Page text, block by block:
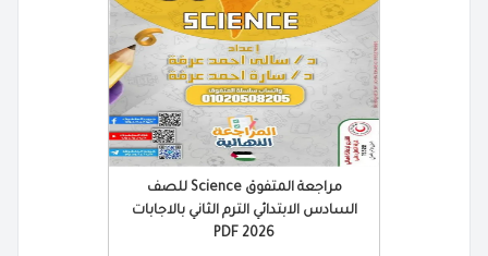
مراجعة المتفوق Science للصف
السادس الابتدائي الترم الثاني بالاجابات
2026 PDF